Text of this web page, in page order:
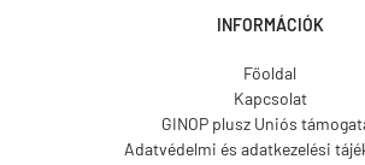
INFORMÁCIÓK
Főoldal
Kapcsolat
GINOP plusz Uniós
Adatvédelmi és adatkezelési